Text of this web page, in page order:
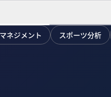
ネジメント スポーツ分析